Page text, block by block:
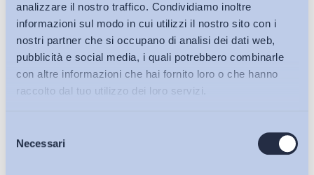
analizzare il nostro traffico. Condividiamo inoltre
informazioni sul modo in cui utilizzi il nostro sito con i
nostri partner che si occupano di analisi dei dati web,
pubblicità e social media, i quali potrebbero combinarle
con altre informazioni che hai fornito loro o che hanno
raccolto dal tuo utilizzo dei loro servizi.
delNecessariBollettini ADAPT